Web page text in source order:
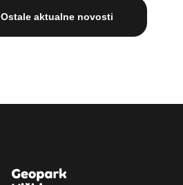
Ostale aktualne novosti